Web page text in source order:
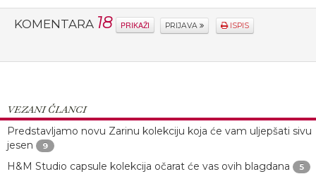
KOMENTARA 18 PRIKAŽI PRIJAVA ISPIS
VEZANI ČLANCI
Predstavljamo novu Zarinu kolekciju koja će vam uljepšati sivu
jesen
9
H&M Studio capsule kolekcija očarat će vas ovih blagdana 5